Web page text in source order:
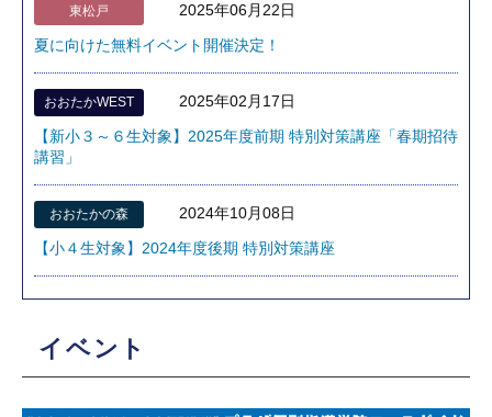
東松戸 2025年06月22日
夏に向けた無料イベント開催決定！
おおたかWEST 2025年02月17日
【新小３～６生対象】2025年度前期 特別対策講座「春期招待
講習」
おおたかの森 2024年10月08日
【小４生対象】2024年度後期 特別対策講座
イベント